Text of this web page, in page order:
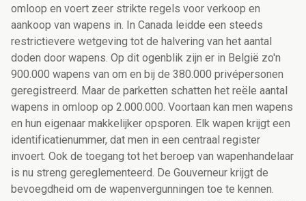
omloop en voert zeer strikte regels voor verkoop en
aankoop van wapens in. In Canada leidde een steeds
restrictievere wetgeving tot de halvering van het aantal
doden door wapens. Op dit ogenblik zijn er in België zo'n
900.000 wapens van om en bij de 380.000 privépersonen
geregistreerd. Maar de parketten schatten het reële aantal
wapens in omloop op 2.000.000. Voortaan kan men wapens
en hun eigenaar makkelijker opsporen. Elk wapen krijgt een
identificatienummer, dat men in een centraal register
invoert. Ook de toegang tot het beroep van wapenhandelaar
is nu streng gereglementeerd. De Gouverneur krijgt de
bevoegdheid om de wapenvergunningen toe te kennen.